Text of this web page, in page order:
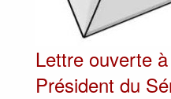
Lettre ouverte
Président du